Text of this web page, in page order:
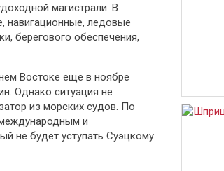
магистрали. В
навигационные, ледовые
берегового обеспечения,
Востоке еще в ноябре
Однако ситуация не
из морских судов. По
и
не будет уступать Суэцкому